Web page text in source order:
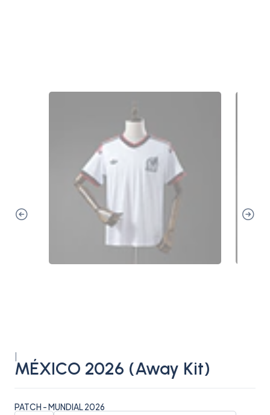
MÉXICO 2026 (Away Kit)
PATCH - MUNDIAL 2026